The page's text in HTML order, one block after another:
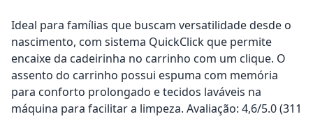
Ideal para famílias que buscam versatilidade desde o
nascimento, com sistema QuickClick que permite
encaixe da cadeirinha no carrinho com um clique. O
assento do carrinho possui espuma com memória
para conforto prolongado e tecidos laváveis na
máquina para facilitar a limpeza. Avaliação: 4,6/5.0 (311